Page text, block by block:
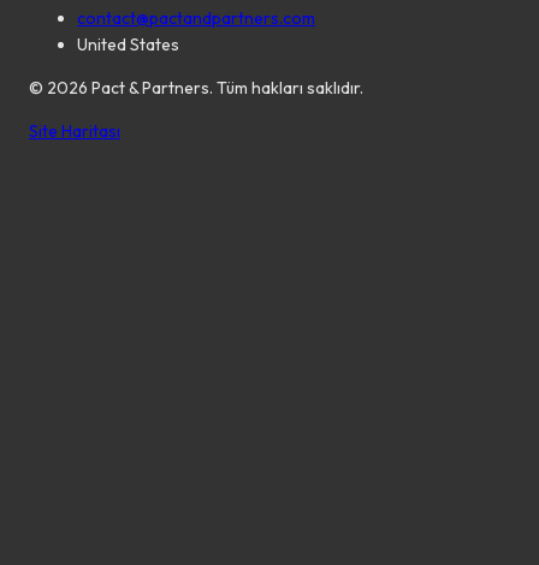
contact@pactandpartners.com
United States
© 2026 Pact & Partners. Tüm hakları saklıdır.
Site Haritası